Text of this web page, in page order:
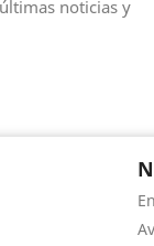
noticias y